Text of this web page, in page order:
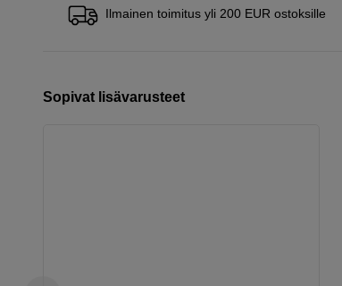
Ilmainen toimitus yli 200 EUR ostoksille
Sopivat lisävarusteet